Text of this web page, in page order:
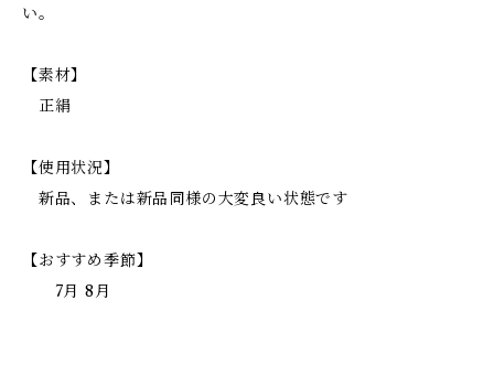
い。
【素材】
正絹
【使用状況】
新品、または新品同様の大変良い状態です
【おすすめ季節】
7月 8月